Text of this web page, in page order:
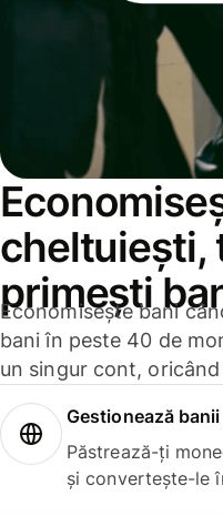
cheltuiești,
primești
Economisește bani
bani în peste 40 de
un singur cont, oricând
Gestionează
Păstrează-ți
și convertește-le